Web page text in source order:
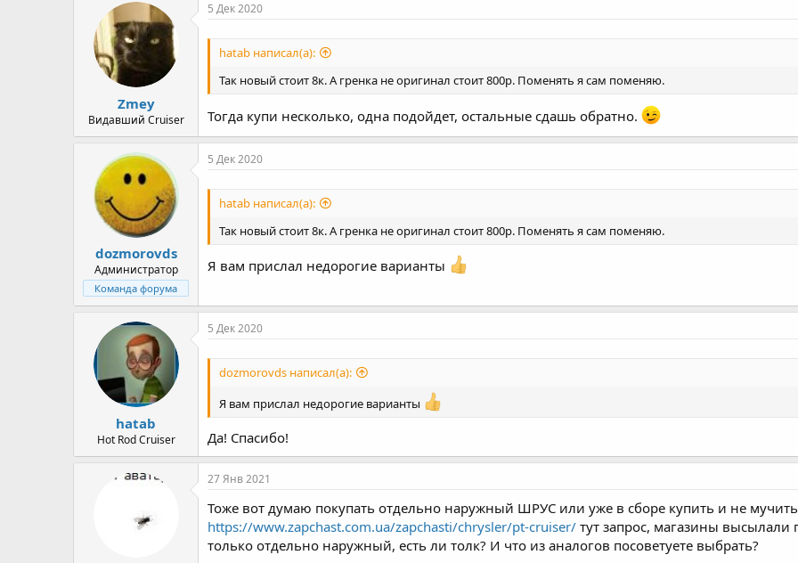
Zmey
Видавший Cruiser
5 Дек 2020
hatab написал(а):
Так новый стоит 8к. А гренка не оригинал стоит 800р. Поменять я сам поменяю.
Тогда купи несколько, одна подойдет, остальные сдашь обратно.
dozmorovds
Администратор
Команда форума
5 Дек 2020
hatab написал(а):
Так новый стоит 8к. А гренка не оригинал стоит 800р. Поменять я сам поменяю.
Я вам прислал недорогие варианты
hatab
Hot Rod Cruiser
5 Дек 2020
dozmorovds написал(а):
Я вам прислал недорогие варианты
Да! Спасибо!
27 Янв 2021
Тоже вот думаю покупать отдельно наружный ШРУС или уже в сборе купить и не
https://www.zapchast.com.ua/zapchasti/chrysler/pt-cruiser/ тут запрос, магазины высылали
только отдельно наружный, есть ли толк? И что из аналогов посоветуете выбрать?